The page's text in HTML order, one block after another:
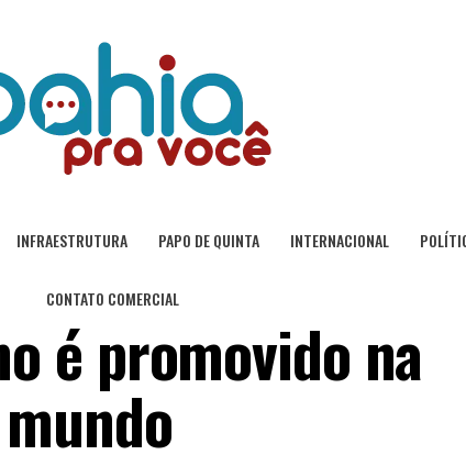
INFRAESTRUTURA PAPO DE QUINTA INTERNACIONAL
CONTATO COMERCIAL
é promovido na